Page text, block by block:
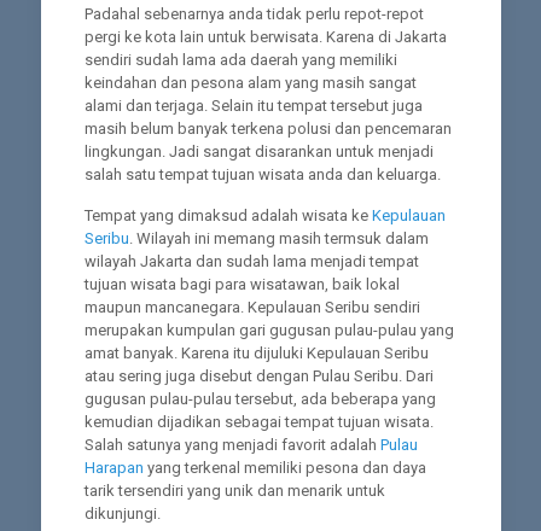
Padahal sebenarnya anda tidak perlu repot-repot
pergi ke kota lain untuk berwisata. Karena di Jakarta
sendiri sudah lama ada daerah yang memiliki
keindahan dan pesona alam yang masih sangat
alami dan terjaga. Selain itu tempat tersebut juga
masih belum banyak terkena polusi dan pencemaran
lingkungan. Jadi sangat disarankan untuk menjadi
salah satu tempat tujuan wisata anda dan keluarga.
Tempat yang dimaksud adalah wisata ke Kepulauan
Seribu. Wilayah ini memang masih termsuk dalam
wilayah Jakarta dan sudah lama menjadi tempat
tujuan wisata bagi para wisatawan, baik lokal
maupun mancanegara. Kepulauan Seribu sendiri
merupakan kumpulan gari gugusan pulau-pulau yang
amat banyak. Karena itu dijuluki Kepulauan Seribu
atau sering juga disebut dengan Pulau Seribu. Dari
gugusan pulau-pulau tersebut, ada beberapa yang
kemudian dijadikan sebagai tempat tujuan wisata.
Salah satunya yang menjadi favorit adalah Pulau
Harapan yang terkenal memiliki pesona dan daya
tarik tersendiri yang unik dan menarik untuk
dikunjungi.